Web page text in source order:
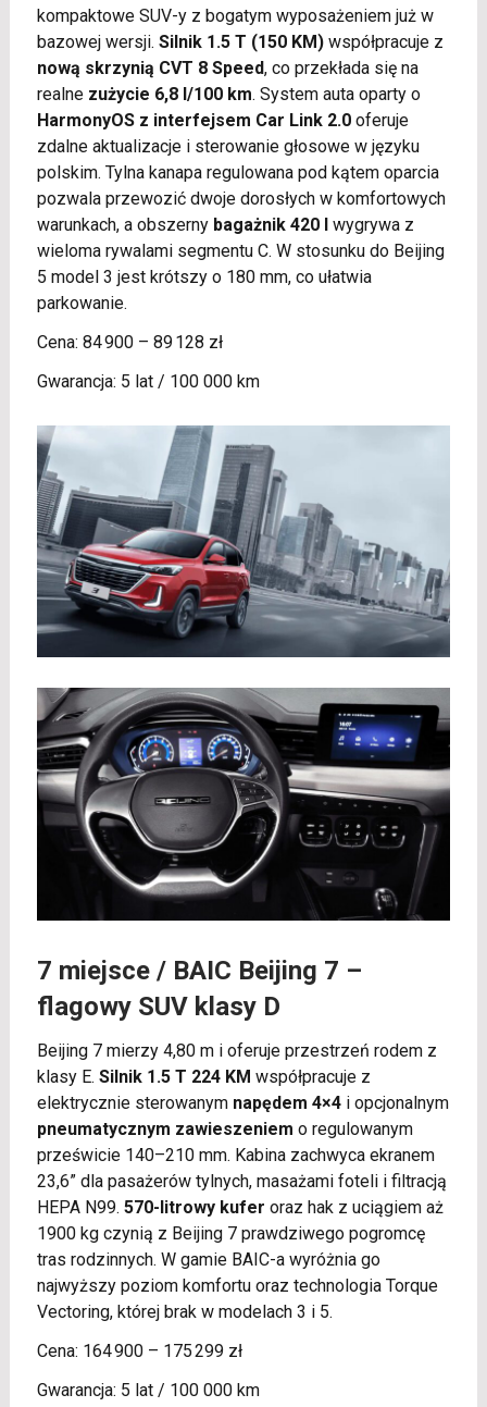
kompaktowe SUV-y z bogatym wyposażeniem już w
bazowej wersji. Silnik 1.5 T (150 KM)współpracuje z
nową skrzynią CVT 8 Speed, co przekłada się na
realne zużycie 6,8 l/100 km. System auta oparty o
HarmonyOS z interfejsem Car Link 2.0oferuje
zdalne aktualizacje i sterowanie głosowe w języku
polskim. Tylna kanapa regulowana pod kątem oparcia
pozwala przewozić dwoje dorosłych w komfortowych
warunkach, a obszerny bagażnik 420 lwygrywa z
wieloma rywalami segmentu C. W stosunku do Beijing
5 model 3 jest krótszy o 180 mm, co ułatwia
parkowanie.
Cena: 84 900 – 89 128 zł
Gwarancja: 5 lat / 100 000 km
7 miejsce / BAIC Beijing 7 –
flagowy SUV klasy D
Beijing 7 mierzy 4,80 m i oferuje przestrzeń rodem z
klasy E. Silnik 1.5 T 224 KM współpracuje z
elektrycznie sterowanym napędem 4×4i opcjonalnym
pneumatycznym zawieszeniem o regulowanym
prześwicie 140–210 mm. Kabina zachwyca ekranem
23,6” dla pasażerów tylnych, masażami foteli i filtracją
HEPA N99. 570-litrowy kufer oraz hak z uciągiem aż
1900 kg czynią z Beijing 7 prawdziwego pogromcę
tras rodzinnych. W gamie BAIC-a wyróżnia go
najwyższy poziom komfortu oraz technologia Torque
Vectoring, której brak w modelach 3 i 5.
Cena: 164 900 – 175 299 zł
Gwarancja: 5 lat / 100 000 km